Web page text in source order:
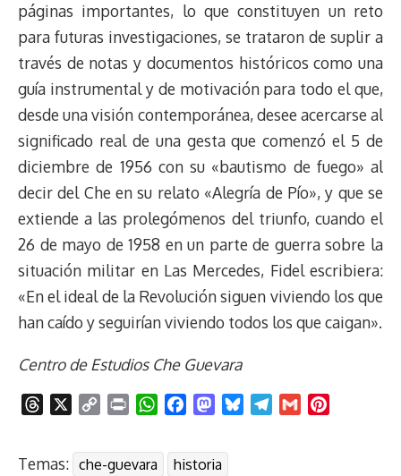
páginas importantes, lo que constituyen un reto
para futuras investigaciones, se trataron de suplir a
través de notas y documentos históricos como una
guía instrumental y de motivación para todo el que,
desde una visión contemporánea, desee acercarse al
significado real de una gesta que comenzó el 5 de
diciembre de 1956 con su «bautismo de fuego» al
decir del Che en su relato «Alegría de Pío», y que se
extiende a las prolegómenos del triunfo, cuando el
26 de mayo de 1958 en un parte de guerra sobre la
situación militar en Las Mercedes, Fidel escribiera:
«En el ideal de la Revolución siguen viviendo los que
han caído y seguirían viviendo todos los que caigan».
Centro de Estudios Che Guevara
e
p
y
i
n
W
a
c
e
M
s
t
Temas: che-guevara historia